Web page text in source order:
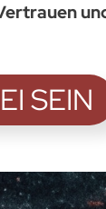
SEIN